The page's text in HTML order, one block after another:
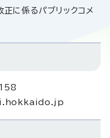
に係るパブリックコメ